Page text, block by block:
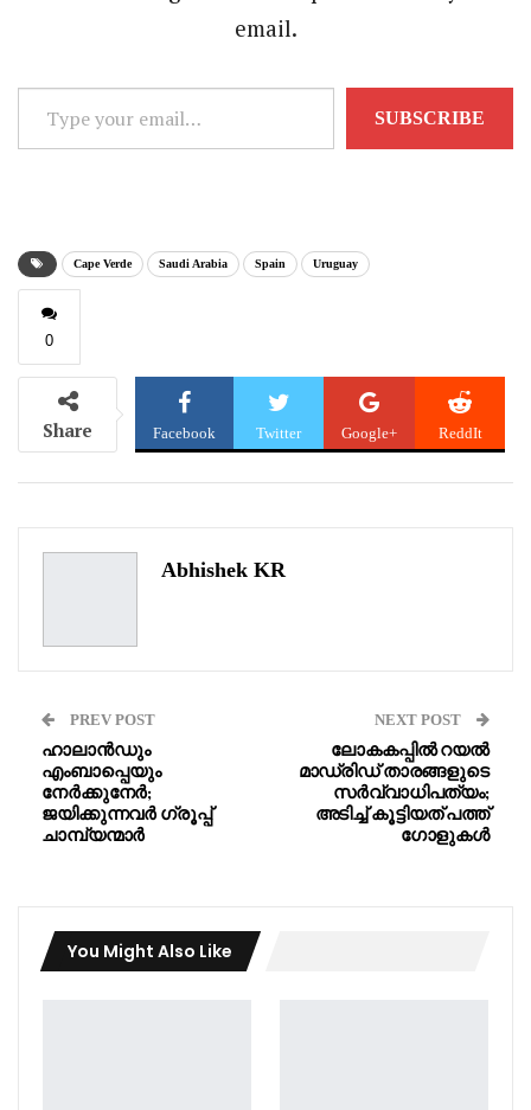
email.
your
SUBSCRIBE
Cape Verde Saudi Arabia Spain Uruguay
0
Share Facebook Twitter Google+ ReddIt
Abhishek KR
PREV POST
ഹാലാൻഡും
എംബാപ്പെയും
നേർക്കുനേർ;
ജയിക്കുന്നവർ ഗ്രൂപ്പ്‌
ചാമ്പ്യന്മാർ
NEXT POST
ലോകകപ്പിൽ റയൽ
മാഡ്രിഡ്‌ താരങ്ങളുടെ
സർവ്വാധിപത്യം;
അടിച്ച് കൂട്ടിയത് പത്ത്
ഗോളുകൾ
You Might Also Like